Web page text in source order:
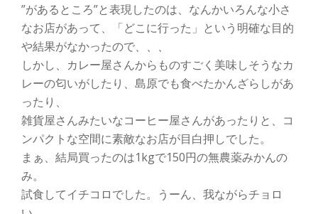
”があるところ”と表現したのは、なんかいろんな小さ
なお店があって、「どこに行った」という明確な目的
や結果がなかったので、、、
しかし、カレー屋さんからものすごく美味しそうなカ
レーの匂いがしたり、島原でも食べたかんざらしがあ
ったり、
雑貨屋さんみたいなコーヒー屋さんがあったりと、コ
ンパクトな空間に素敵なお店が目白押しでした。
まぁ、結局買ったのは1kgで150円の無農薬みかんの
み。
試食してイチコロでした。うーん、我ながらチョロ